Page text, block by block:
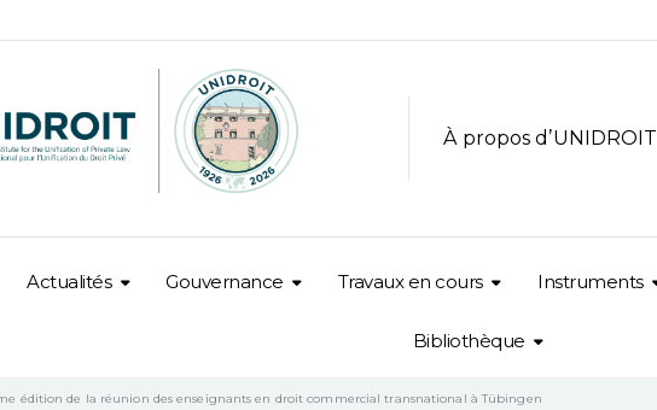
À propos d’UNIDROIT
Actualités Gouvernance Travaux en cours Instruments
Bibliothèque
édition de la réunion des enseignants en droit commercial transnational à Tübingen